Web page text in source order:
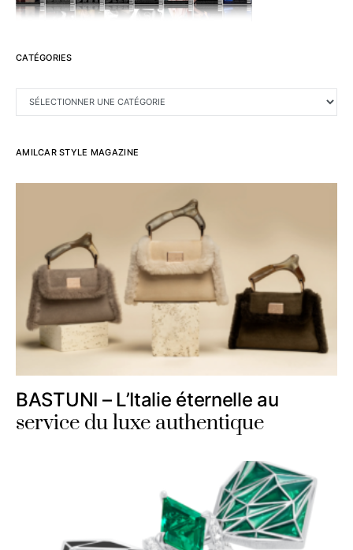
CATÉGORIES
CATÉGORIES
AMILCAR STYLE MAGAZINE
BASTUNI – L’Italie éternelle au
service du luxe authentique